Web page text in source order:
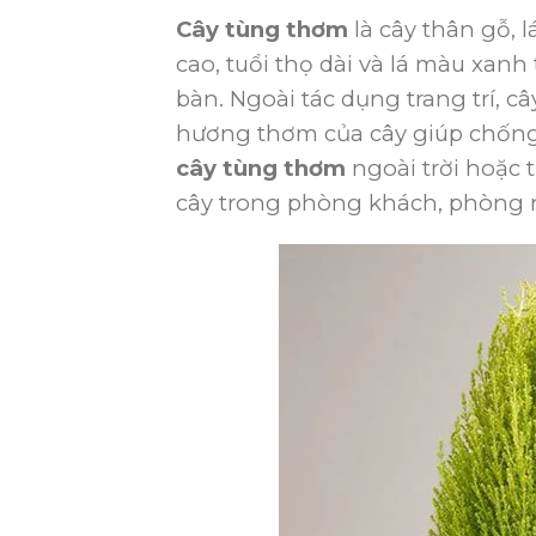
Cây tùng thơm là cây thân gỗ,
cao, tuổi thọ dài và lá màu
bàn. Ngoài tác dụng trang trí,
hương thơm của cây giúp
cây tùng thơm ngoài trời hoặc
cây trong phòng khách, phòng